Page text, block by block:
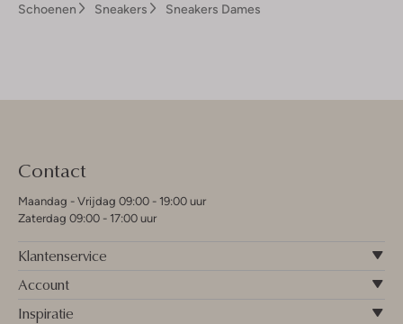
Schoenen Sneakers Sneakers Dames
Contact
Maandag - Vrijdag 09:00 - 19:00 uur
Zaterdag 09:00 - 17:00 uur
Klantenservice
Account
Inspiratie